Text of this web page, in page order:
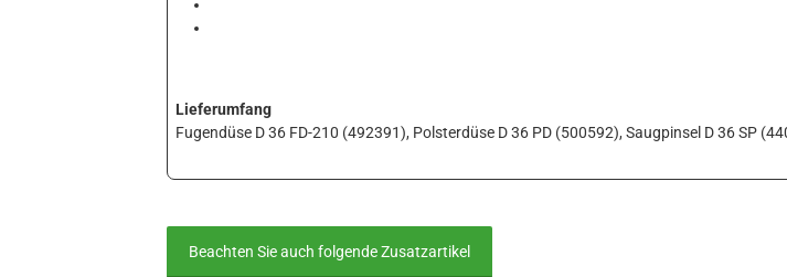
Lieferumfang
Fugendüse D 36 FD-210 (492391), Polsterdüse D 36 PD (500592), Saugpinsel D 36 SP
Beachten Sie auch folgende Zusatzartikel